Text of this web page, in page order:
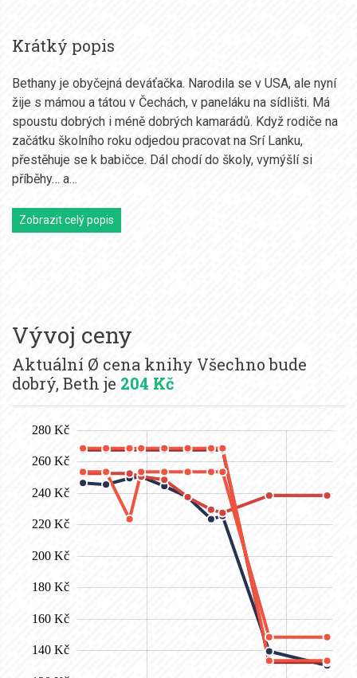
Krátký popis
Bethany je obyčejná deváťačka. Narodila se v USA, ale nyní
žije s mámou a tátou v Čechách, v paneláku na sídlišti. Má
spoustu dobrých i méně dobrých kamarádů. Když rodiče na
začátku školního roku odjedou pracovat na Srí Lanku,
přestěhuje se k babičce. Dál chodí do školy, vymýšlí si
příběhy… a…
Zobrazit celý popis
Vývoj ceny
Aktuální Ø cena knihy Všechno bude
dobrý, Beth je 204 Kč